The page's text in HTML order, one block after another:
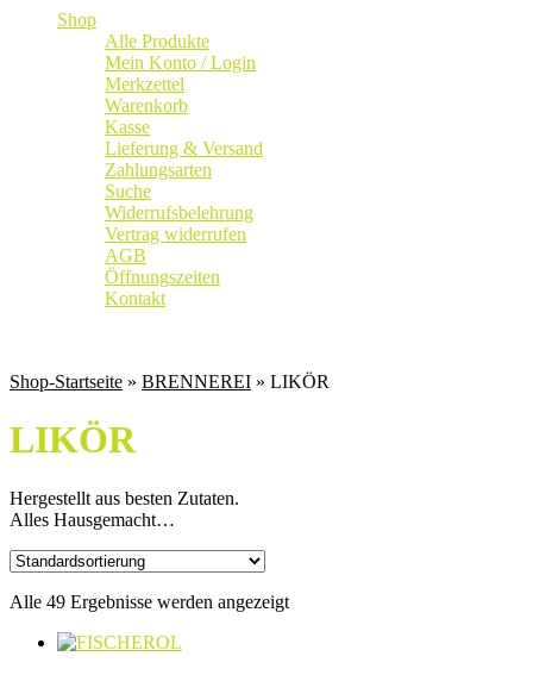
Shop
Alle Produkte
Mein Konto / Login
Merkzettel
Warenkorb
Kasse
Lieferung & Versand
Zahlungsarten
Suche
Widerrufsbelehrung
Vertrag widerrufen
AGB
Öffnungszeiten
Kontakt
Shop-Startseite » BRENNEREI » LIKÖR
LIKÖR
Hergestellt aus besten Zutaten.
Alles Hausgemacht…
Alle 49 Ergebnisse werden angezeigt